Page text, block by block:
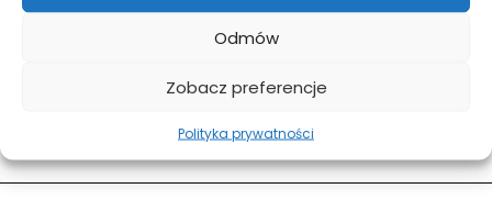
Odmów
Zobacz preferencje
Polityka prywatności
Sign In